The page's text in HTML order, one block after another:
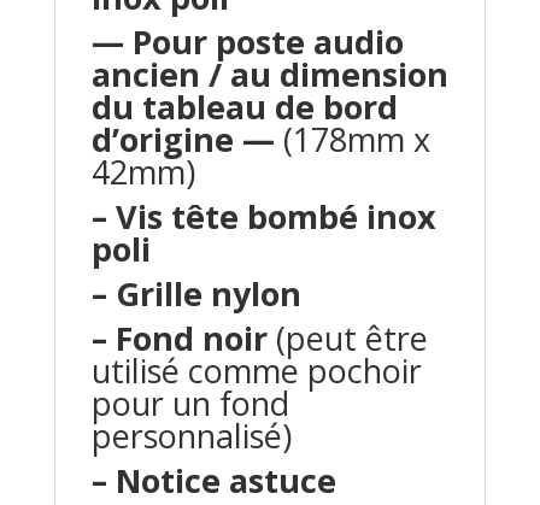
— Pour poste audio
ancien / au dimension
du tableau de bord
d’origine — (178mm x
42mm)
– Vis tête bombé inox
poli
– Grille nylon
– Fond noir (peut être
utilisé comme pochoir
pour un fond
personnalisé)
– Notice astuce